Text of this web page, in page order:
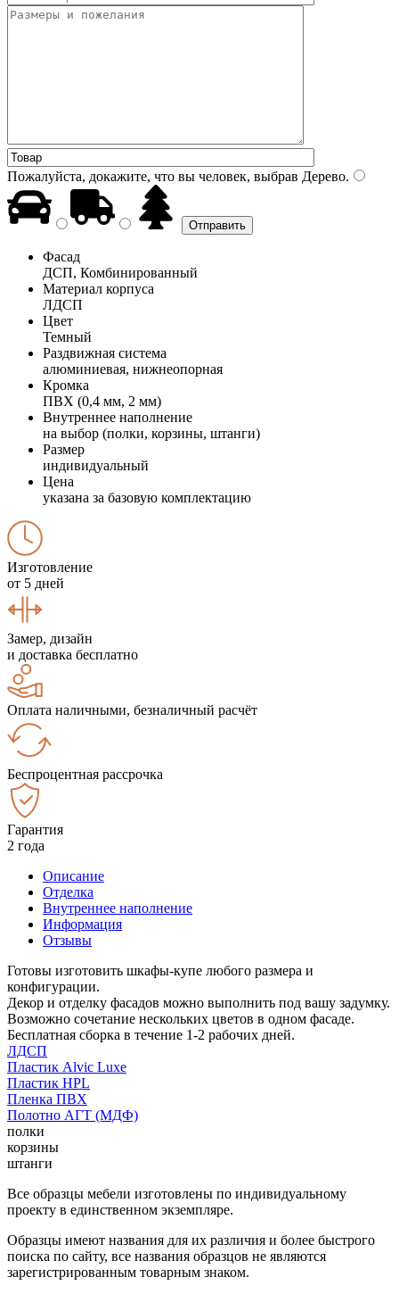
Пожалуйста, докажите, что вы человек, выбрав Дерево.
Фасад
ДСП, Комбинированный
Материал корпуса
ЛДСП
Цвет
Темный
Раздвижная система
алюминиевая, нижнеопорная
Кромка
ПВХ (0,4 мм, 2 мм)
Внутреннее наполнение
на выбор (полки, корзины, штанги)
Размер
индивидуальный
Цена
указана за базовую комплектацию
Изготовление
от 5 дней
Замер, дизайн
и доставка бесплатно
Оплата наличными, безналичный расчёт
Беспроцентная рассрочка
Гарантия
2 года
Описание
Отделка
Внутреннее наполнение
Информация
Отзывы
Готовы изготовить шкафы-купе любого размера и
конфигурации.
Декор и отделку фасадов можно выполнить под вашу задумку.
Возможно сочетание нескольких цветов в одном фасаде.
Бесплатная сборка в течение 1-2 рабочих дней.
ЛДСП
Пластик Alvic Luxe
Пластик HPL
Пленка ПВХ
Полотно АГТ (МДФ)
полки
корзины
штанги
Все образцы мебели изготовлены по индивидуальному
проекту в единственном экземпляре.
Образцы имеют названия для их различия и более быстрого
поиска по сайту, все названия образцов не являются
зарегистрированным товарным знаком.